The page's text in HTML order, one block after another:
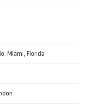
Miami, Florida